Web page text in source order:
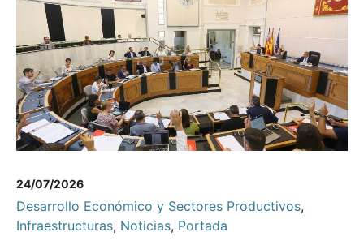
24/07/2026
Desarrollo Económico y Sectores Productivos,
Infraestructuras, Noticias, Portada